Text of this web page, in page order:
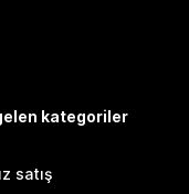
kategoriler
satış